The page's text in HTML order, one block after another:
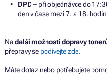
DPD – při objednávce do
den v čase mezi 7. a 18.
Na další možnosti dopravy
přepravy se podívejte zde.
Máte dotaz nebo potřebujete